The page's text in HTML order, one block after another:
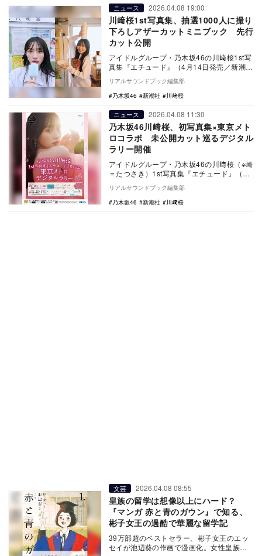
ニュース 2026.04.08 19:00
川﨑桜1st写真集、抽選1000人に撮り
下ろしアザーカットミニブック 先行
カット公開
アイドルグループ・乃木坂46の川﨑桜1st写
真集『エチュード』（4月14日発売／新潮
社）より、購入者の中から抽選で当たる
「アザー…
リアルサウンドブック編集部
乃木坂46
新潮社 川﨑桜
ニュース 2026.04.08 11:30
乃木坂46川﨑桜、初写真集×東京メト
ロコラボ 未公開カット巡るデジタル
ラリー開催
アイドルグループ・乃木坂46の川﨑桜（※崎
＝たつさき）1st写真集『エチュード』（4
月14日発売／新潮社）の発売を記念し、東
京メ…
リアルサウンドブック編集部
乃木坂46
新潮社 川﨑桜
文芸 2026.04.08 08:55
皇族の留学は想像以上にハード？
『マンガ 赤と青のガウン』で知る、
彬子女王の過酷で華麗な留学記
39万部超のベストセラー、彬子女王のエッ
セイが池辺葵の作画で漫画化。女性皇族初